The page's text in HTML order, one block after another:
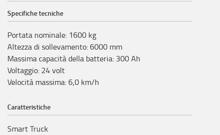
Specifiche tecniche
Portata nominale: 1600 kg
Altezza di sollevamento:6000 mm
Massima capacità della batteria: 300Ah
Voltaggio: 24volt
Velocità massima:6,0 km/h
Caratteristiche
Smart Truck